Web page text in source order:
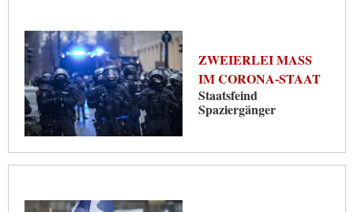
ZWEIERLEI MASS I
M CORONA-STAAT
Staatsfeind
Spaziergänger